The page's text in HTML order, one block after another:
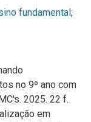
fundamental;
no 9º ano com
2025. 22 f.
em